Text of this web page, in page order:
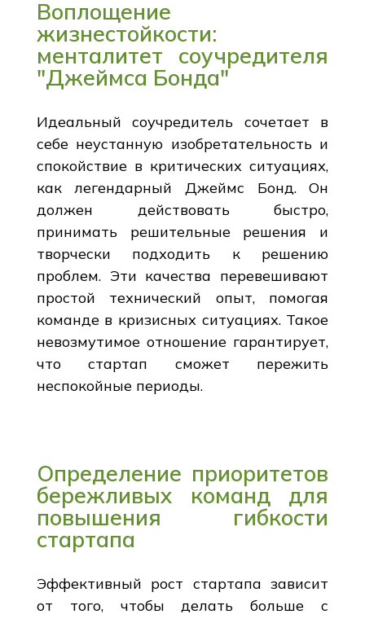
Воплощение
жизнестойкости:
менталитет соучредителя
"Джеймса Бонда"
Идеальный соучредитель сочетает в
себе неустанную изобретательность и
спокойствие в критических ситуациях,
как легендарный Джеймс Бонд. Он
должен действовать быстро,
принимать решительные решения и
творчески подходить к решению
проблем. Эти качества перевешивают
простой технический опыт, помогая
команде в кризисных ситуациях. Такое
невозмутимое отношение гарантирует,
что стартап сможет пережить
неспокойные периоды.
Определение приоритетов
бережливых команд для
повышения гибкости
стартапа
Эффективный рост стартапа зависит
от того, чтобы делать больше с